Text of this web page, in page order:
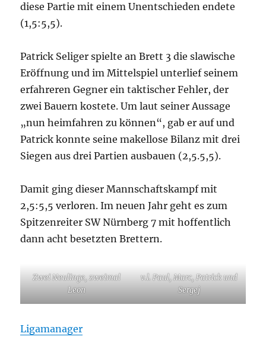
diese Partie mit einem Unentschieden endete
(1,5:5,5).
Patrick Seliger spielte an Brett 3 die slawische
Eröffnung und im Mittelspiel unterlief seinem
erfahreren Gegner ein taktischer Fehler, der
zwei Bauern kostete. Um laut seiner Aussage
„nun heimfahren zu können“, gab er auf und
Patrick konnte seine makellose Bilanz mit drei
Siegen aus drei Partien ausbauen (2,5.5,5).
Damit ging dieser Mannschaftskampf mit
2,5:5,5 verloren. Im neuen Jahr geht es zum
Spitzenreiter SW Nürnberg 7 mit hoffentlich
dann acht besetzten Brettern.
Zwei Neulinge, zweimal
Leon
v.l. Paul, Marc, Patrick und
Sergej
Ligamanager